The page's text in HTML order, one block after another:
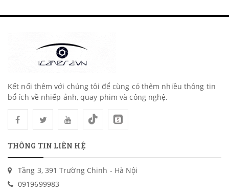
Kết nối thêm với chúng tôi để cùng có thêm nhiều thông tin
bổ ích về nhiếp ảnh, quay phim và công nghệ.
THÔNG TIN LIÊN HỆ
Tầng 3, 391 Trường Chinh - Hà Nội
0919699983